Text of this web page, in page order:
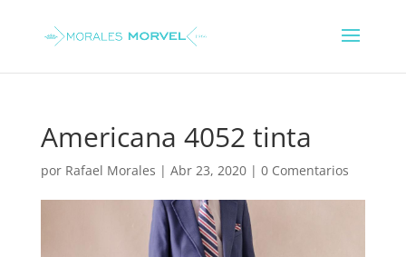
Americana 4052 tinta
por Rafael Morales | Abr 23, 2020| 0 Comentarios